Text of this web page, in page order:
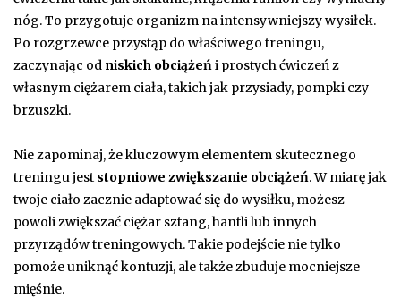
nóg. To przygotuje organizm na intensywniejszy wysiłek.
Po rozgrzewce przystąp do właściwego treningu,
zaczynając od niskich obciążeńi prostych ćwiczeń z
własnym ciężarem ciała, takich jak przysiady, pompki czy
brzuszki.
Nie zapominaj, że kluczowym elementem skutecznego
treningu jest stopniowe zwiększanie obciążeń. W miarę jak
twoje ciało zacznie adaptować się do wysiłku, możesz
powoli zwiększać ciężar sztang, hantli lub innych
przyrządów treningowych. Takie podejście nie tylko
pomoże uniknąć kontuzji, ale także zbuduje mocniejsze
mięśnie.